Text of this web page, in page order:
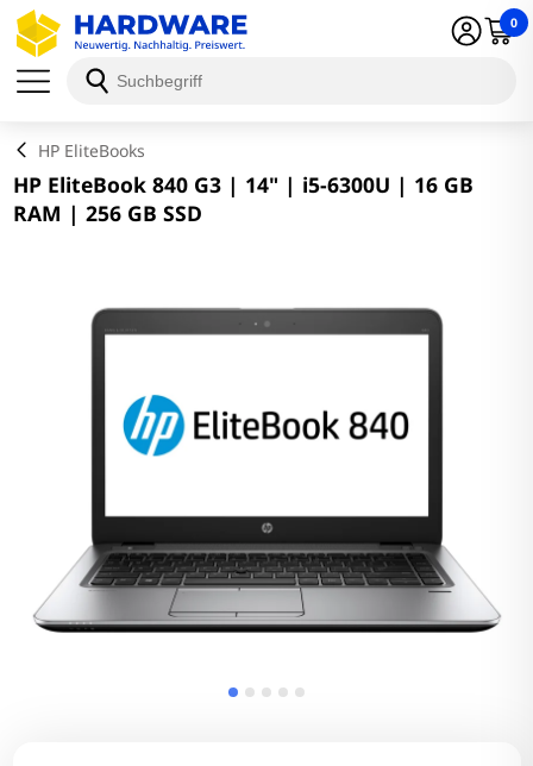
0
HP EliteBooks
HP EliteBook 840 G3 | 14" | i5-6300U | 16 GB
RAM | 256 GB SSD
Schließen